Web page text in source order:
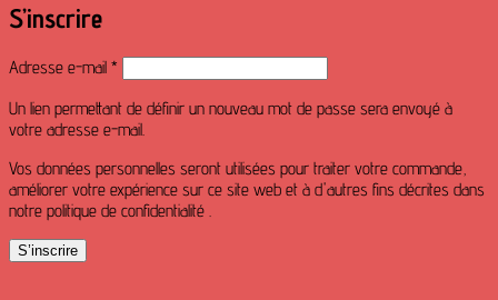
S’inscrire
Adresse e-mail *
Un lien permettant de définir un nouveau mot de passe sera envoyé à
votre adresse e-mail.
Vos données personnelles seront utilisées pour traiter votre commande,
améliorer votre expérience sur ce site web et à d'autres fins décrites dans
notre politique de confidentialité .
S’inscrire